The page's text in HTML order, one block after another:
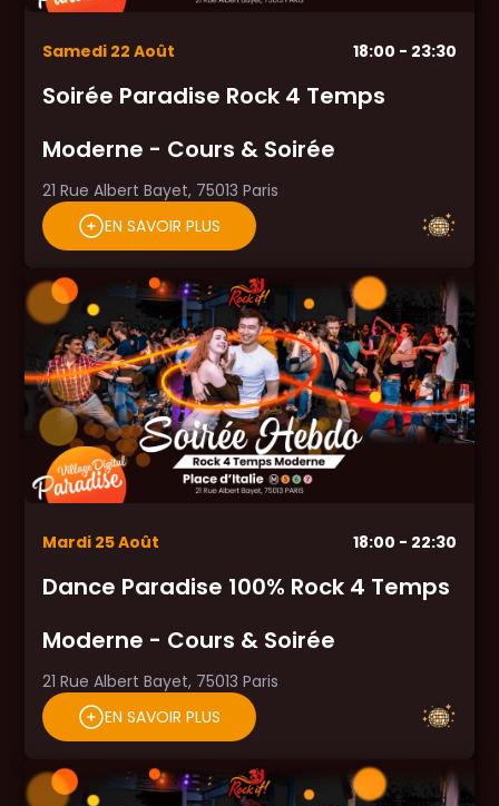
Samedi 22 Août 18:00 - 23:30
Soirée Paradise Rock 4 Temps
Moderne - Cours & Soirée
21 Rue Albert Bayet, 75013 Paris
EN SAVOIR PLUS
Mardi 25Août 18:00 - 22:30
Dance Paradise 100% Rock 4 Temps
Moderne - Cours & Soirée
21 Rue Albert Bayet, 75013 Paris
EN SAVOIR PLUS